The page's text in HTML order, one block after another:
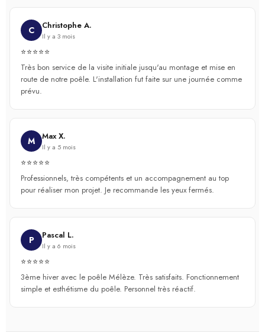
C Christophe A.
Il y a 3 mois
⭐⭐⭐⭐⭐
Très bon service de la visite initiale jusqu'au montage et mise en
route de notre poêle. L'installation fut faite sur une journée comme
prévu.
M Max X.
Il y a 5 mois
⭐⭐⭐⭐⭐
Professionnels, très compétents et un accompagnement au top
pour réaliser mon projet. Je recommande les yeux fermés.
P Pascal L.
Il y a 6 mois
⭐⭐⭐⭐⭐
3ème hiver avec le poêle Mélèze. Très satisfaits. Fonctionnement
simple et esthétisme du poêle. Personnel très réactif.